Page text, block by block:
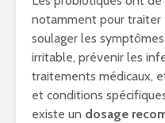
notamment pour traiter
soulager les
irritable, prévenir les
traitements médicaux,
et conditions
existe un dosage